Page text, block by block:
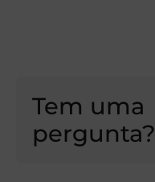
Tem uma
pergunta?